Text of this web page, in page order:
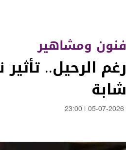
فنون ومشاهير
رغم الرحيل..
شابة
05-07-2026
23:00